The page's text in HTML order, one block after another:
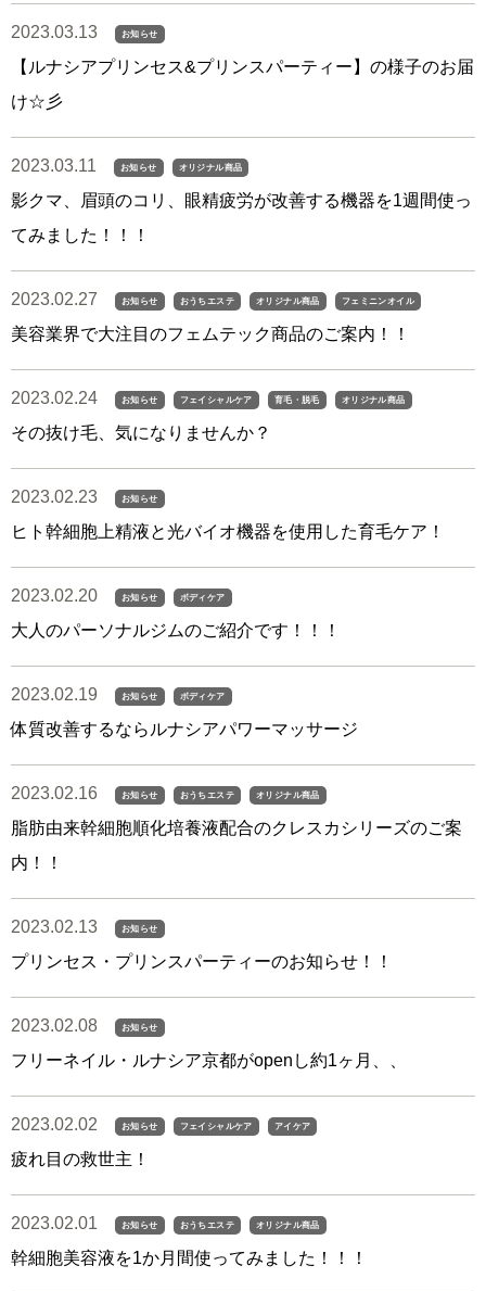
2023.03.13 お知らせ
【ルナシアプリンセス&プリンスパーティー】の様子のお届
け☆彡
2023.03.11 お知らせ オリジナル商品
影クマ、眉頭のコリ、眼精疲労が改善する機器を1週間使っ
てみました！！！
2023.02.27 お知らせ おうちエステ オリジナル商品 フェミニンオイル
美容業界で大注目のフェムテック商品のご案内！！
2023.02.24 お知らせ フェイシャルケア 育毛・脱毛 オリジナル商品
その抜け毛、気になりませんか？
2023.02.23 お知らせ
ヒト幹細胞上精液と光バイオ機器を使用した育毛ケア！
2023.02.20 お知らせ ボディケア
大人のパーソナルジムのご紹介です！！！
2023.02.19 お知らせ ボディケア
体質改善するならルナシアパワーマッサージ
2023.02.16 お知らせ おうちエステ オリジナル商品
脂肪由来幹細胞順化培養液配合のクレスカシリーズのご案
内！！
2023.02.13 お知らせ
プリンセス・プリンスパーティーのお知らせ！！
2023.02.08 お知らせ
フリーネイル・ルナシア京都がopenし約1ヶ月、、
2023.02.02 お知らせ フェイシャルケア アイケア
疲れ目の救世主！
2023.02.01 お知らせ おうちエステ オリジナル商品
幹細胞美容液を1か月間使ってみました！！！